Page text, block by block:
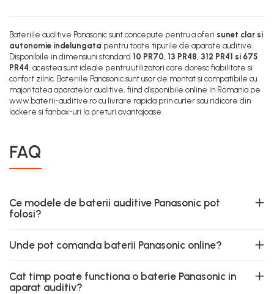
Bateriile auditive Panasonic sunt concepute pentru a oferi sunet clar si
autonomie indelungata pentru toate tipurile de aparate auditive.
Disponibile in dimensiuni standard 10 PR70, 13 PR48, 312 PR41 si 675
PR44, acestea sunt ideale pentru utilizatori care doresc fiabilitate si
confort zilnic. Bateriile Panasonic sunt usor de montat si compatibile cu
majoritatea aparatelor auditive, fiind disponibile online in Romania pe
www.baterii-auditive.ro cu livrare rapida prin curier sau ridicare din
lockere si fanbox-uri la preturi avantajoase.
FAQ
Ce modele de baterii auditive Panasonic pot
folosi?
Unde pot comanda baterii Panasonic online?
Cat timp poate functiona o baterie Panasonic in
aparat auditiv?